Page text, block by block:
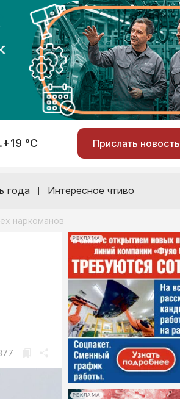
°С Прислать новость
года Интересное чтиво
наркоманов
РЕКЛАМА
РЕКЛАМА